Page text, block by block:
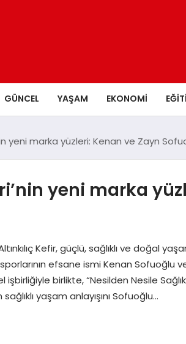
GÜNCEL YAŞAM EKONOMI
yeni marka yüzleri: Kenan ve Zayn
yeni marka
Kefir, güçlü, sağlıklı ve doğal
efsane ismi Kenan Sofuoğlu
işbirliğiyle birlikte, “Nesilden Nesile
yaşam anlayışını Sofuoğlu…